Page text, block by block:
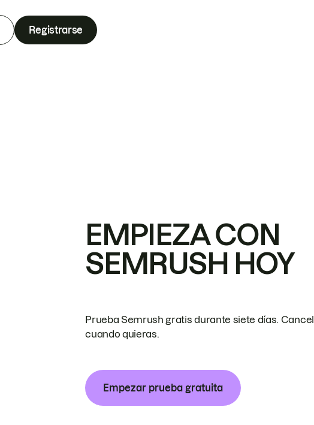
Registrarse
EMPIEZA CON
SEMRUSH HOY
Prueba Semrush gratis durante siete días.
cuando quieras.
Empezar prueba gratuita